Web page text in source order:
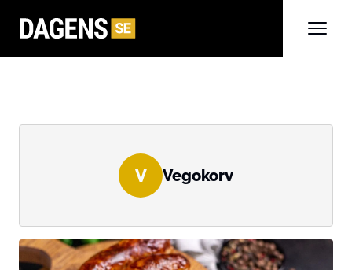
V Vegokorv